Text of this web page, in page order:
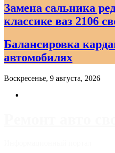
Замена сальника
классике ваз 2106
Балансировка
автомобилях
Воскресенье, 9 августа, 2026